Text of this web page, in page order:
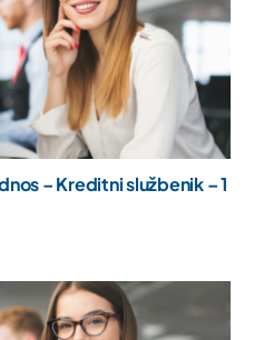
– Kreditni službenik – 1